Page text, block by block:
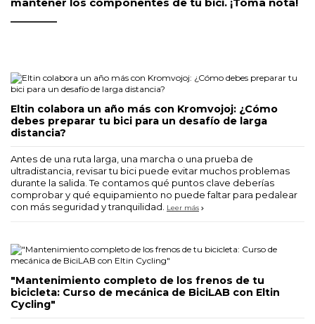
Eltin colabora un año más con Kromvojoj: ¿Cómo
debes preparar tu bici para un desafío de larga
distancia?
Antes de una ruta larga, una marcha o una prueba de
ultradistancia, revisar tu bici puede evitar muchos problemas
durante la salida. Te contamos qué puntos clave deberías
comprobar y qué equipamiento no puede faltar para pedalear
con más seguridad y tranquilidad.
Leer más
"Mantenimiento completo de los frenos de tu
bicicleta: Curso de mecánica de BiciLAB con Eltin
Cycling"